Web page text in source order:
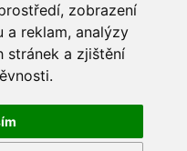
zobrazení
a reklam, analýzy
stránek a zjištění